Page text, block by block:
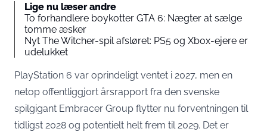
Lige nu læser andre
To forhandlere boykotter GTA 6: Nægter at sælge
tomme æsker
Nyt The Witcher-spil afsløret: PS5 og Xbox-ejere er
udelukket
PlayStation 6 var oprindeligt ventet i 2027, men en
netop offentliggjort årsrapport fra den svenske
spilgigant Embracer Group flytter nu forventningen til
tidligst 2028 og potentielt helt frem til 2029. Det er